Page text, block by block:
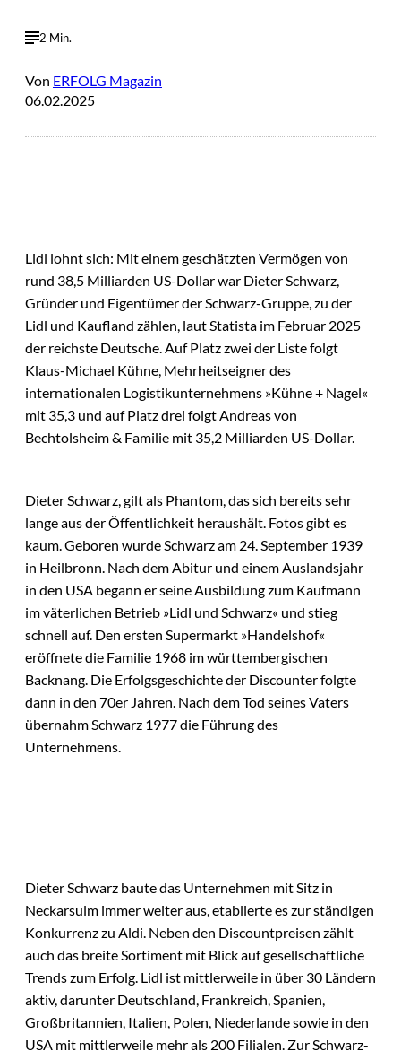
2 Min.
Von ERFOLG Magazin
06.02.2025
Lidl lohnt sich: Mit einem geschätzten Vermögen von
rund 38,5 Milliarden US-Dollar war Dieter Schwarz,
Gründer und Eigentümer der Schwarz-Gruppe, zu der
Lidl und Kaufland zählen, laut Statista im Februar 2025
der reichste Deutsche. Auf Platz zwei der Liste folgt
Klaus-Michael Kühne, Mehrheitseigner des
internationalen Logistikunternehmens »Kühne + Nagel«
mit 35,3 und auf Platz drei folgt Andreas von
Bechtolsheim & Familie mit 35,2 Milliarden US-Dollar.
Dieter Schwarz, gilt als Phantom, das sich bereits sehr
lange aus der Öffentlichkeit heraushält. Fotos gibt es
kaum. Geboren wurde Schwarz am 24. September 1939
in Heilbronn. Nach dem Abitur und einem Auslandsjahr
in den USA begann er seine Ausbildung zum Kaufmann
im väterlichen Betrieb »Lidl und Schwarz« und stieg
schnell auf. Den ersten Supermarkt »Handelshof«
eröffnete die Familie 1968 im württembergischen
Backnang. Die Erfolgsgeschichte der Discounter folgte
dann in den 70er Jahren. Nach dem Tod seines Vaters
übernahm Schwarz 1977 die Führung des
Unternehmens.
Dieter Schwarz baute das Unternehmen mit Sitz in
Neckarsulm immer weiter aus, etablierte es zur ständigen
Konkurrenz zu Aldi. Neben den Discountpreisen zählt
auch das breite Sortiment mit Blick auf gesellschaftliche
Trends zum Erfolg. Lidl ist mittlerweile in über 30 Ländern
aktiv, darunter Deutschland, Frankreich, Spanien,
Großbritannien, Italien, Polen, Niederlande sowie in den
USA mit mittlerweile mehr als 200 Filialen. Zur Schwarz-